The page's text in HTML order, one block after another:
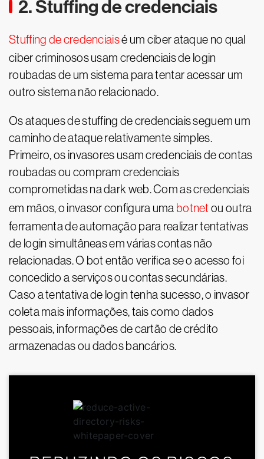
2. Stuffing de credenciais
Stuffing de credenciaisé um ciber ataque no qual
ciber criminosos usam credenciais de login
roubadas de um sistema para tentar acessar um
outro sistema não relacionado.
Os ataques de stuffing de credenciais seguem um
caminho de ataque relativamente simples.
Primeiro, os invasores usam credenciais de contas
roubadas ou compram credenciais
comprometidas na dark web. Com as credenciais
em mãos, o invasor configura uma botnet ou outra
ferramenta de automação para realizar tentativas
de login simultâneas em várias contas não
relacionadas. O bot então verifica se o acesso foi
concedido a serviços ou contas secundárias.
Caso a tentativa de login tenha sucesso, o invasor
coleta mais informações, tais como dados
pessoais, informações de cartão de crédito
armazenadas ou dados bancários.